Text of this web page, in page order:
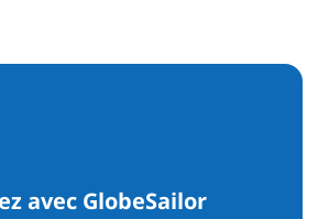
avec GlobeSailor